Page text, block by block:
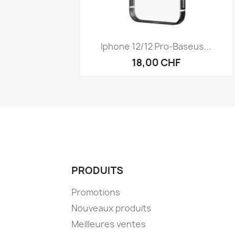
Aperçu rapide
Iphone 12/12 Pro-Baseus...
18,00 CHF
PRODUITS
Promotions
Nouveaux produits
Meilleures ventes